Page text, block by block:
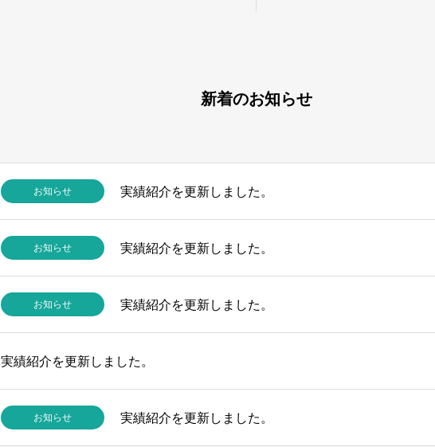
新着のお知らせ
お知らせ 実績紹介を更新しました。
お知らせ 実績紹介を更新しました。
お知らせ 実績紹介を更新しました。
実績紹介を更新しました。
お知らせ 実績紹介を更新しました。